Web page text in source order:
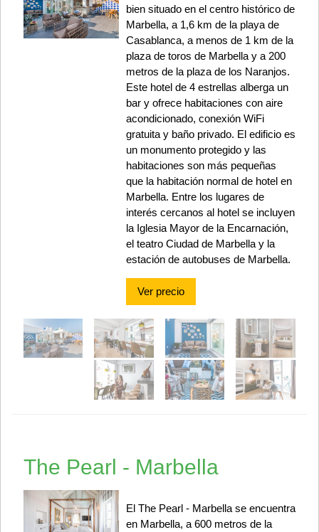
bien situado en el centro histórico de
Marbella, a 1,6 km de la playa de
Casablanca, a menos de 1 km de la
plaza de toros de Marbella y a 200
metros de la plaza de los Naranjos.
Este hotel de 4 estrellas alberga un
bar y ofrece habitaciones con aire
acondicionado, conexión WiFi
gratuita y baño privado. El edificio es
un monumento protegido y las
habitaciones son más pequeñas
que la habitación normal de hotel en
Marbella. Entre los lugares de
interés cercanos al hotel se incluyen
la Iglesia Mayor de la Encarnación,
el teatro Ciudad de Marbella y la
estación de autobuses de Marbella.
Ver precio
The Pearl - Marbella
El The Pearl - Marbella se encuentra
en Marbella, a 600 metros de la